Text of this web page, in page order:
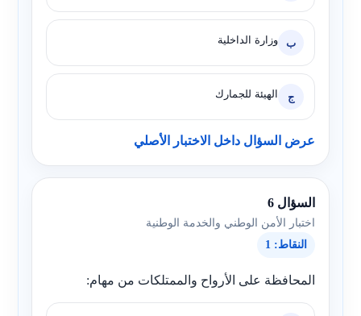
ب وزارة الداخلية
ج الهيئة للجمارك
عرض السؤال داخل الاختبار الأصلي
السؤال 6
اختبار الأمن الوطني والخدمة الوطنية
النقاط: 1
المحافظة على الأرواح والممتلكات من مهام: